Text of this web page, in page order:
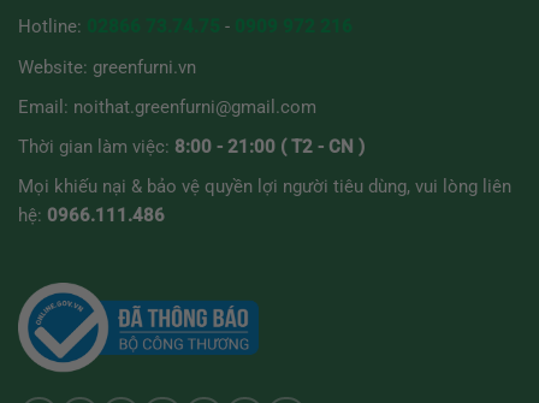
Hotline:
-
Website: greenfurni.vn
Email: noithat.greenfurni@gmail.com
Thời gian làm việc: 8:00 - 21:00 ( T2 - CN )
Mọi khiếu nại & bảo vệ quyền lợi người tiêu dùng, vui lòng liên
hệ: 0966.111.486